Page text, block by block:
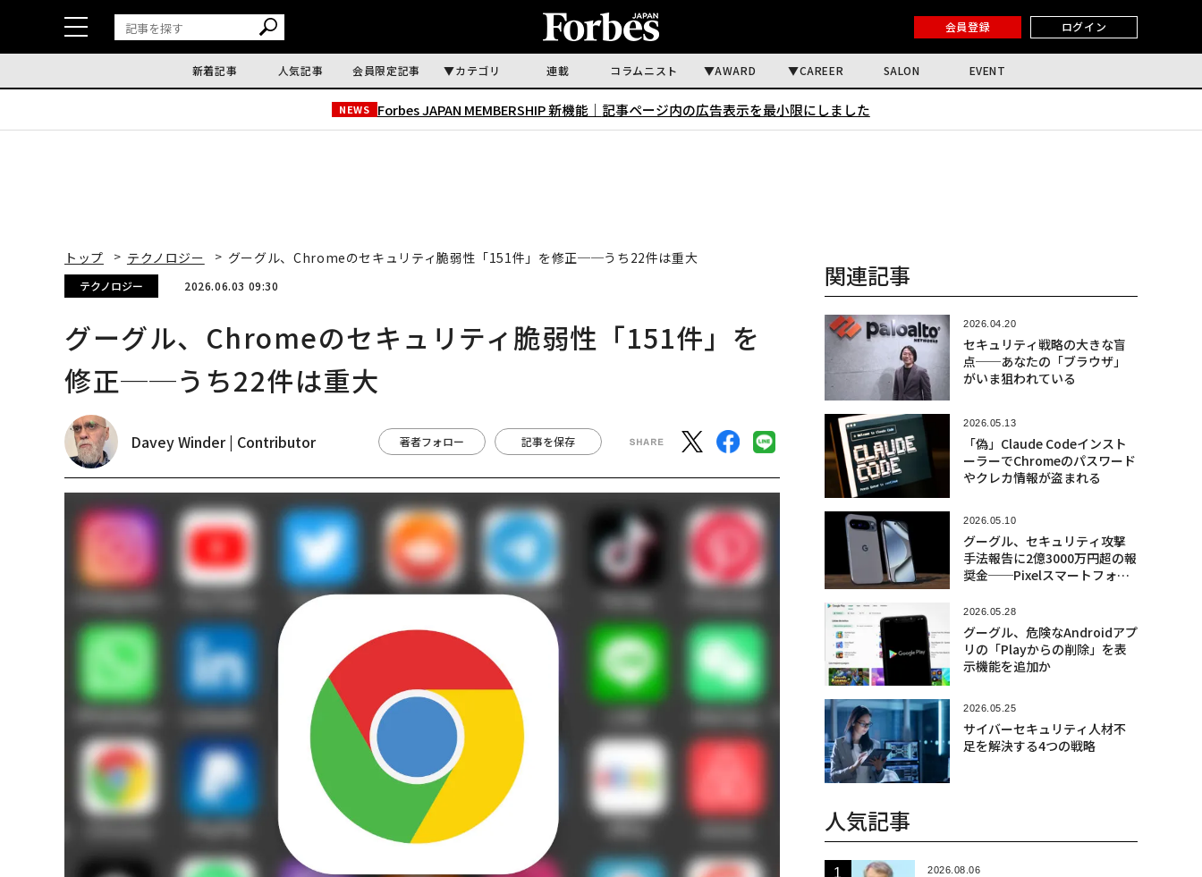
会員登録 ログイン
新着記事 人気記事 会員限定記事 カテゴリ 連載 コラムニスト AWARD CAREER SALON EVENT
NEWS Forbes JAPAN MEMBERSHIP 新機能｜ 記事ページ内の広告表示を最小限にしました
トップ テクノロジー グーグル、Chromeのセキュリティ脆弱性「151件」を修正──うち22件は重大
テクノロジー 2026.06.03 09:30
グーグル、Chromeのセキュリティ脆弱性「151件」を
修正──うち22件は重大
Davey Winder | Contributor 著者フォロー 記事を保存
関連記事
2026.04.20
セキュリティ戦略の大きな盲
点──あなたの「ブラウザ」
がいま狙われている
2026.05.13
「偽」Claude Codeインスト
ーラーでChromeのパスワード
やクレカ情報が盗まれる
2026.05.10
グーグル、セキュリティ攻撃
手法報告に2億3000万円超の報
奨金──Pixelスマートフォン
2026.05.28
グーグル、危険なAndroidアプ
リの「Playからの削除」を表
示機能を追加か
2026.05.25
サイバーセキュリティ人材不
足を解決する4つの戦略
人気記事
2026.08.06